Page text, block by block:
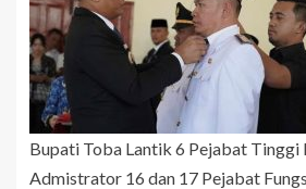
Bupati Toba Lantik 6 Pejabat Tinggi
Admistrator 16 dan 17 Pejabat